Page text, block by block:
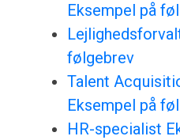
Eksempel på
følgebrev
Talent
Eksempel på
HR-specialist